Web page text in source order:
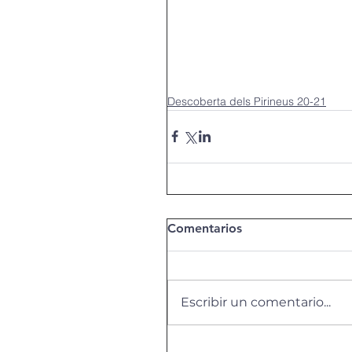
TurisTic Palamós 22-23
Smart Makers 22-23
Descoberta dels Pirineus 20-21
Comentarios
Escribir un comentario...